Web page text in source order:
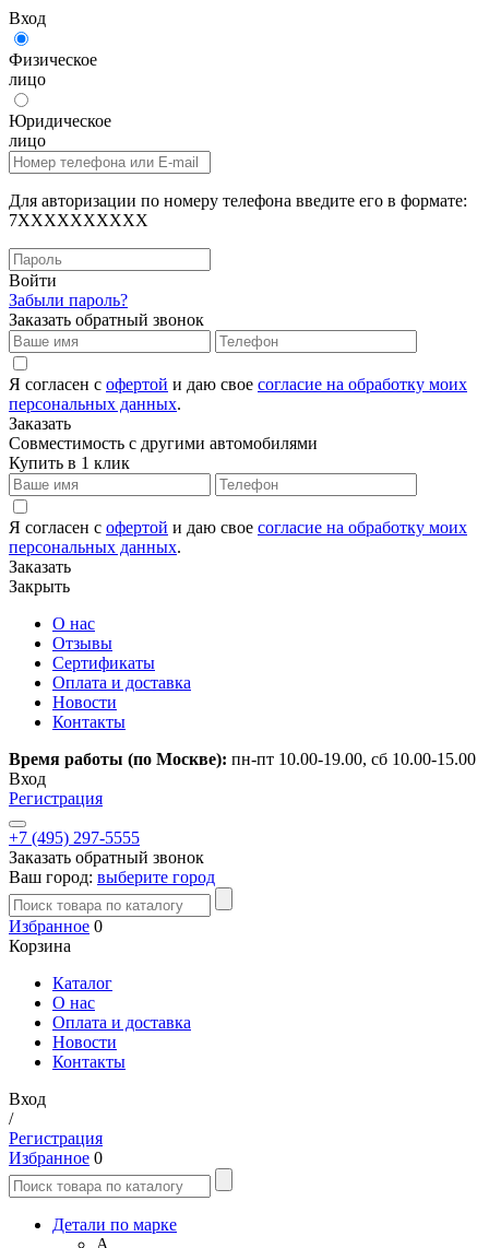
Вход
Физическое
лицо
Юридическое
лицо
Для авторизации по номеру телефона введите его в формате:
7XXXXXXXXXX
Войти
Забыли пароль?
Заказать обратный звонок
Я согласен с офертой и даю свое согласие на обработку моих
персональных данных.
Заказать
Совместимость с другими автомобилями
Купить в 1 клик
Я согласен с офертой и даю свое согласие на обработку моих
персональных данных.
Заказать
Закрыть
О нас
Отзывы
Сертификаты
Оплата и доставка
Новости
Контакты
Время работы (по Москве): пн-пт 10.00-19.00, сб 10.00-15.00
Вход
Регистрация
+7 (495) 297-5555
Заказать обратный звонок
Ваш город: выберите город
Избранное 0
Корзина
Каталог
О нас
Оплата и доставка
Новости
Контакты
Вход
/
Регистрация
Избранное 0
Детали по марке
A